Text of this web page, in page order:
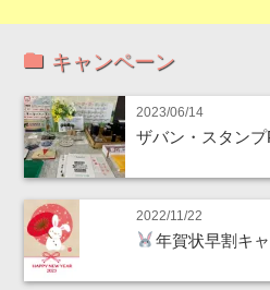
キャンペーン
2023/06/14
ザバン・スタン
2022/11/22
年賀状早割キ